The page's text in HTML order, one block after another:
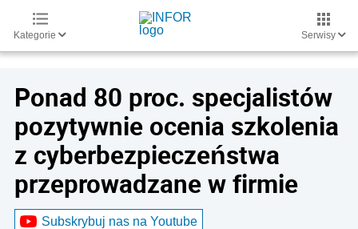
Kategorie Serwisy
Ponad 80 proc. specjalistów
pozytywnie ocenia szkolenia
z cyberbezpieczeństwa
przeprowadzane w firmie
Subskrybuj nas na Youtube